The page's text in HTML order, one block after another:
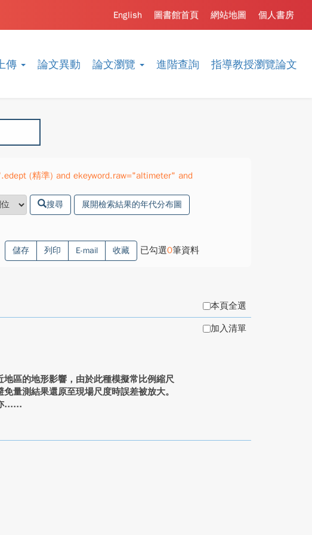
傳 論文異動 論文瀏覽 進階查詢 指導教授瀏覽論文
個人書房
網站地圖
圖書館首頁
English
(精準) and ekeyword.raw="altimeter" and
搜尋 展開檢索結果的年代分布圖
儲存 列印 E-mail 收藏 已勾選0筆資料
本頁全選
區的地形影響，由於此種模擬常比例縮尺
量測結果還原至現場尺度時誤差被放大。
...
加入清單